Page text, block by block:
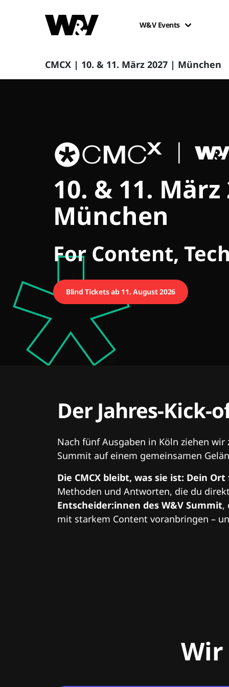
W&V Events
CMCX | 10. & 11. März 2027 | München
CMCX
10. & 11. März
München
For Content,
Blind Tickets ab 11. August 2026
Der Jahres-Kick-
Nach fünf Ausgaben in Köln ziehen
Summit auf einem gemeinsamen
Die CMCX bleibt, was sie ist: Dein
Methoden und Antworten, die du
Entscheider:innen des W&V Summit,
mit starkem Content voranbringen –